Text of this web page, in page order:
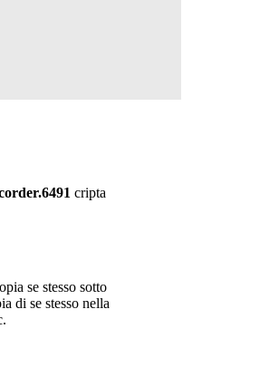
cripta
se stesso sotto
di se stesso nella